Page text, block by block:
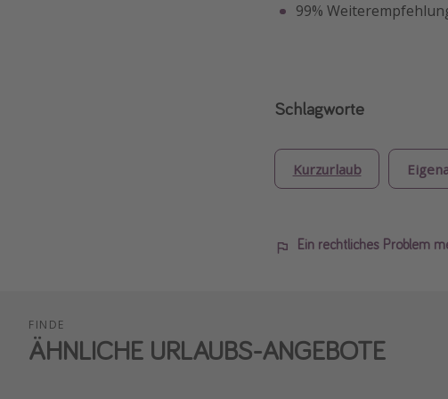
99%
Schlagworte
Kurzurlaub
Ein rechtliches Problem
FINDE
ÄHNLICHE URLAUBS-ANGEBOTE